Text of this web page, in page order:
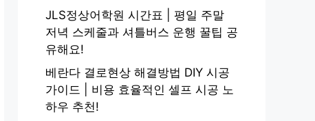
JLS정상어학원 시간표 | 평일 주말
저녁 스케줄과 셔틀버스 운행 꿀팁 공
유해요!
베란다 결로현상 해결방법 DIY 시공
가이드 | 비용 효율적인 셀프 시공 노
하우 추천!